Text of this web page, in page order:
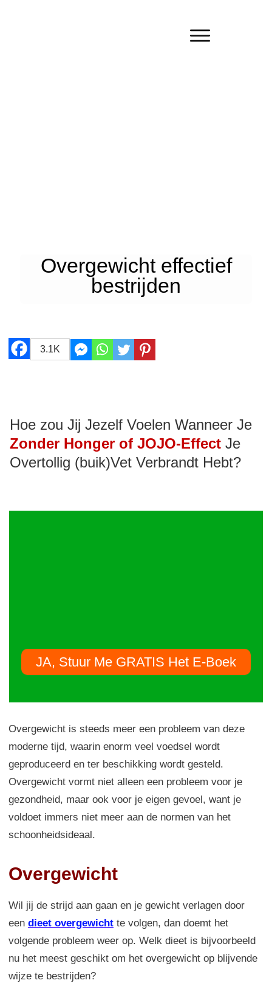
Overgewicht effectief
bestrijden
3.1K
Hoe zou Jij Jezelf Voelen Wanneer Je
Zonder Honger of JOJO-Effect Je
Overtollig (buik)Vet Verbrandt Hebt?
JA, Stuur Me GRATIS Het E-Boek
Overgewicht is steeds meer een probleem van deze
moderne tijd, waarin enorm veel voedsel wordt
geproduceerd en ter beschikking wordt gesteld.
Overgewicht vormt niet alleen een probleem voor je
gezondheid, maar ook voor je eigen gevoel, want je
voldoet immers niet meer aan de normen van het
schoonheidsideaal.
Overgewicht
Wil jij de strijd aan gaan en je gewicht verlagen door
een dieet overgewicht te volgen, dan doemt het
volgende probleem weer op. Welk dieet is bijvoorbeeld
nu het meest geschikt om het overgewicht op blijvende
wijze te bestrijden?